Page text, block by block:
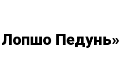
Лопшо Педунь»